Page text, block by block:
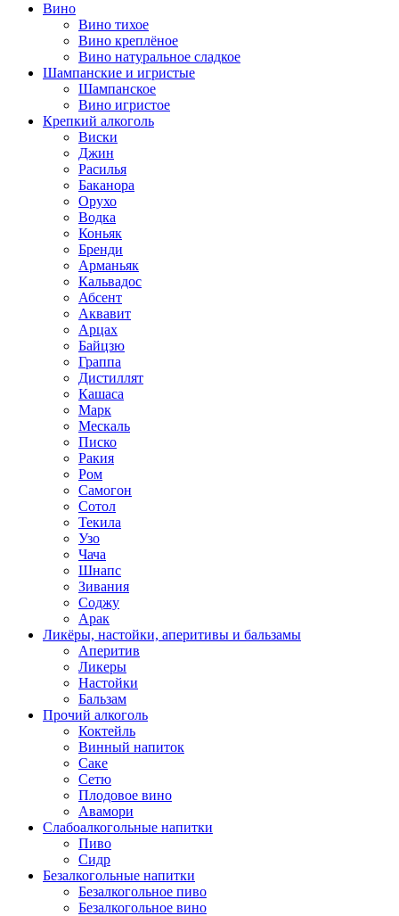
Вино
Вино тихое
Вино креплёное
Вино натуральное сладкое
Шампанские и игристые
Шампанское
Вино игристое
Крепкий алкоголь
Виски
Джин
Расилья
Баканора
Орухо
Водка
Коньяк
Бренди
Арманьяк
Кальвадос
Абсент
Аквавит
Арцах
Байцзю
Граппа
Дистиллят
Кашаса
Марк
Мескаль
Писко
Ракия
Ром
Самогон
Сотол
Текила
Узо
Чача
Шнапс
Зивания
Соджу
Арак
Ликёры, настойки, аперитивы и бальзамы
Аперитив
Ликеры
Настойки
Бальзам
Прочий алкоголь
Коктейль
Винный напиток
Саке
Сетю
Плодовое вино
Авамори
Слабоалкогольные напитки
Пиво
Сидр
Безалкогольные напитки
Безалкогольное пиво
Безалкогольное вино